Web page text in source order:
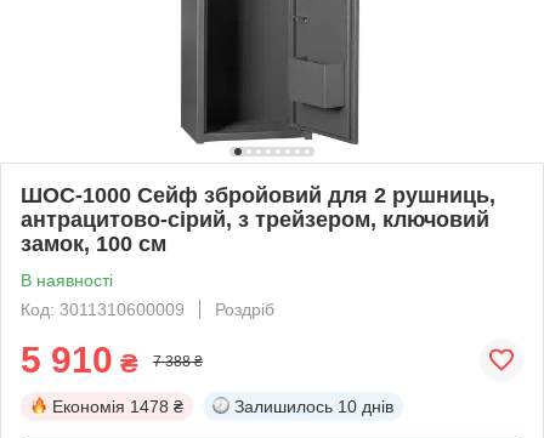
ШОС-1000 Сейф збройовий для 2 рушниць,
антрацитово-сірий, з трейзером, ключовий
замок, 100 см
В наявності
Код: 3011310600009
Роздріб
5 910 ₴ 7 388 ₴
Економія 1478 ₴ Залишилось 10 днів